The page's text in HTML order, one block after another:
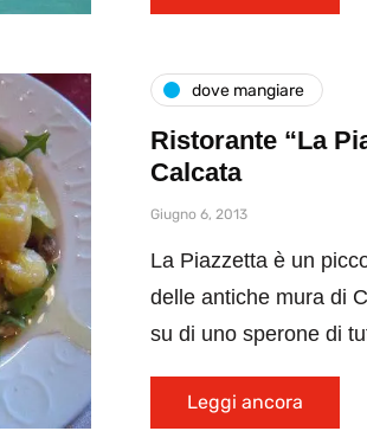
dove mangiare
Ristorante “La
Calcata
Giugno 6, 2013
La Piazzetta è un
delle antiche mura di
su di uno sperone di
Leggi ancora